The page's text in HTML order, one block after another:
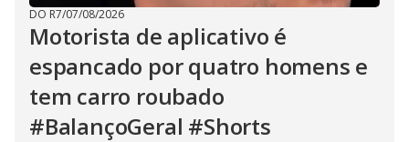
DO R7/07/08/2026
Motorista de aplicativo é
espancado por quatro homens e
tem carro roubado
#BalançoGeral #Shorts